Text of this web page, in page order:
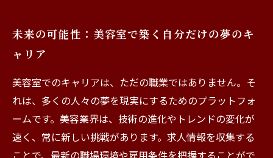
未来の可能性：美容室で築く自分だけの夢のキ
ャリア
美容室でのキャリアは、ただの職業ではありません。そ
れは、多くの人々の夢を現実にするためのプラットフォ
ームです。美容業界は、技術の進化やトレンドの変化が
速く、常に新しい挑戦があります。求人情報を収集する
ことで、最新の職場環境や雇用条件を把握することがで